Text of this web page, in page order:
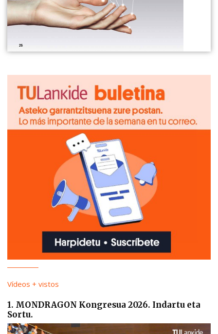
Vídeos + vistos
1. MONDRAGON Kongresua 2026. Indartu eta
Sortu.